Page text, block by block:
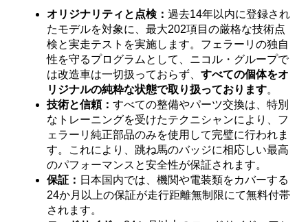
オリジナリティと点検： 過去14年以内に登録され
たモデルを対象に、最大202項目の厳格な技術点
検と実走テストを実施します。フェラーリの独自
性を守るプログラムとして、ニコル・グループで
は改造車は一切扱っておらず、 すべての個体をオ
リジナルの純粋な状態で取り扱っております。
技術と信頼： すべての整備やパーツ交換は、特別
なトレーニングを受けたテクニシャンにより、フ
ェラーリ純正部品のみを使用して完璧に行われま
す。これにより、跳ね馬のバッジに相応しい最高
のパフォーマンスと安全性が保証されます。
保証： 日本国内では、機関や電装類をカバーする
24か月以上の保証が走行距離無制限にて無料付帯
されます。